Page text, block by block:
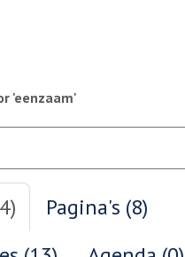
'eenzaam'
Pagina's (8)